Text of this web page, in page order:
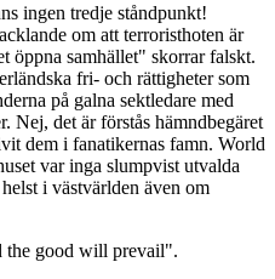
ingen tredje ståndpunkt!
om att terroristhoten är
öppna samhället" skorrar falskt.
fri- och rättigheter som
på galna sektledare med
Nej, det är förstås hämndbegäret
dem i fanatikernas famn. World
var inga slumpvist utvalda
i västvärlden även om
the good will prevail".